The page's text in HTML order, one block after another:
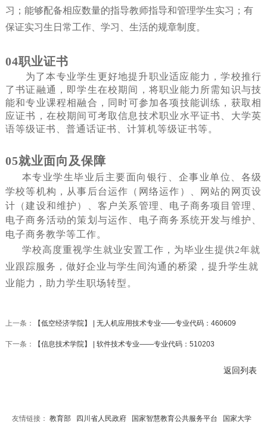
习；能够配备相应数量的指导教师指导和管理学生实习 ；有
保证实习生日常工作、学习、生活的规章制度。
04职业证书
为了本专业学生更好地提升职业适应能力，学校推行
了书证融通，即学生在校期间，将职业能力所需知识与技
能和专业课程相融合，同时可参加各项技能训练，获取相
应证书，在校期间可考取信息技术职业水平证书、大学英
语等级证书、普通话证书、计算机等级证书等。
05就业面向及保障
本专业学生毕业后主要面向银行、企事业单位、各级
学校等机构，从事后台运作（网络运作）、网站的网页设
计（建设和维护）、客户关系管理、电子商务项目管理、
电子商务活动的策划与运作、电子商务系统开发与维护、
电子商务教学等工作。
学校高度重视学生就业安置工作， 为毕业生提供2年就
业跟踪服务 ， 做好企业与学生间沟通 的桥梁，提升学生就
业能力 ，助力学生职场转型。
上一条： 【低空经济学院】 | 无人机应用技术专业——专业代码：460609
下一条： 【信息技术学院】 | 软件技术专业——专业代码：510203
返回列表
友情链接： 教育部 四川省人民政府 国家智慧教育公共服务平台 国家大学